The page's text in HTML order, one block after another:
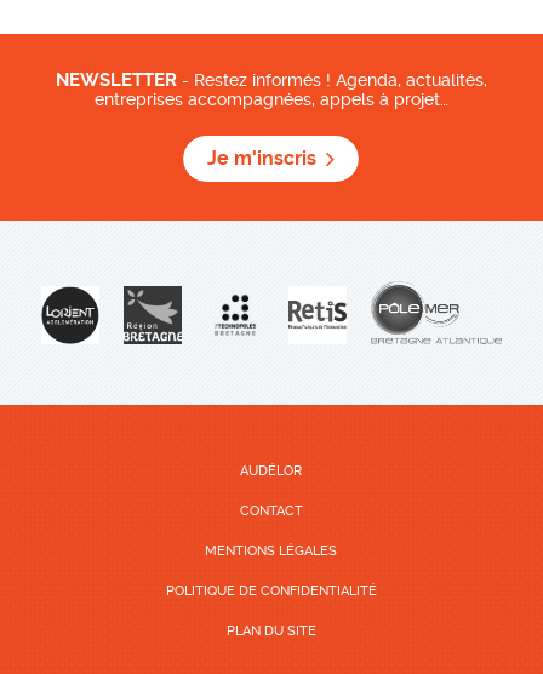
NEWSLETTER - Restez informés ! Agenda, actualités,
entreprises accompagnées, appels à projet…
Je m'inscris
AUDÉLOR
CONTACT
MENTIONS LÉGALES
POLITIQUE DE CONFIDENTIALITÉ
PLAN DU SITE